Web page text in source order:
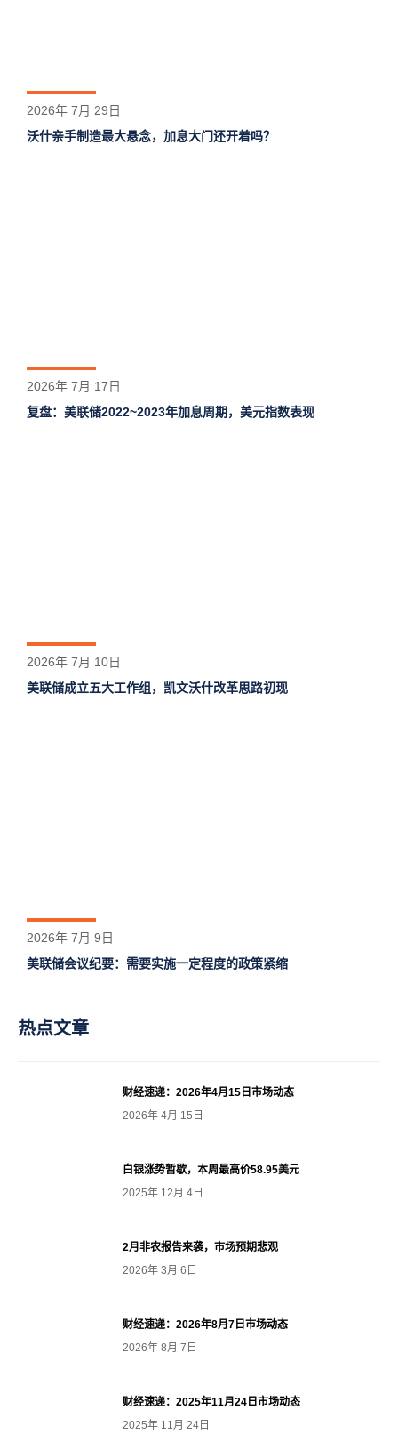
2026年 7月 29日
沃什亲手制造最大悬念，加息大门还开着吗？
2026年 7月 17日
复盘：美联储2022~2023年加息周期，美元指数表现
2026年 7月 10日
美联储成立五大工作组，凯文沃什改革思路初现
2026年 7月 9日
美联储会议纪要：需要实施一定程度的政策紧缩
热点文章
财经速递：2026年4月15日市场动态
2026年 4月 15日
白银涨势暂歇，本周最高价58.95美元
2025年 12月 4日
2月非农报告来袭，市场预期悲观
2026年 3月 6日
财经速递：2026年8月7日市场动态
2026年 8月 7日
财经速递：2025年11月24日市场动态
2025年 11月 24日